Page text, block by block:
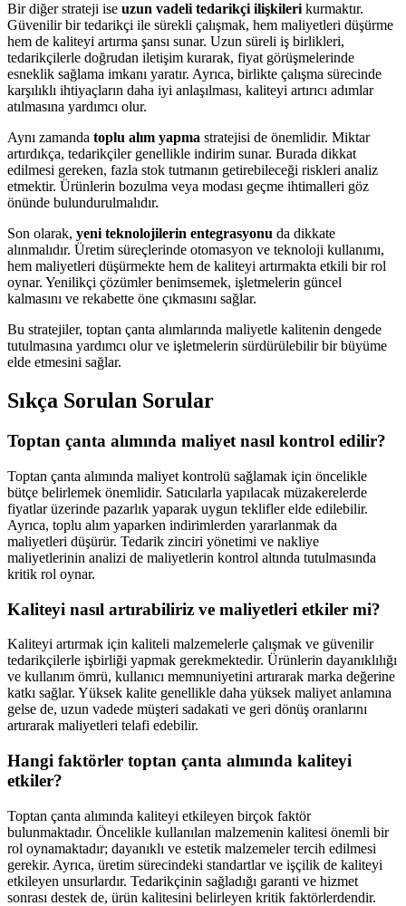
Bir diğer strateji ise uzun vadeli tedarikçi ilişkilerikurmaktır.
Güvenilir bir tedarikçi ile sürekli çalışmak, hem maliyetleri düşürme
hem de kaliteyi artırma şansı sunar. Uzun süreli iş birlikleri,
tedarikçilerle doğrudan iletişim kurarak, fiyat görüşmelerinde
esneklik sağlama imkanı yaratır. Ayrıca, birlikte çalışma sürecinde
karşılıklı ihtiyaçların daha iyi anlaşılması, kaliteyi artırıcı adımlar
atılmasına yardımcı olur.
Aynı zamanda toplu alım yapma stratejisi de önemlidir. Miktar
artırdıkça, tedarikçiler genellikle indirim sunar. Burada dikkat
edilmesi gereken, fazla stok tutmanın getirebileceği riskleri analiz
etmektir. Ürünlerin bozulma veya modası geçme ihtimalleri göz
önünde bulundurulmalıdır.
Son olarak, yeni teknolojilerin entegrasyonu da dikkate
alınmalıdır. Üretim süreçlerinde otomasyon ve teknoloji kullanımı,
hem maliyetleri düşürmekte hem de kaliteyi artırmakta etkili bir rol
oynar. Yenilikçi çözümler benimsemek, işletmelerin güncel
kalmasını ve rekabette öne çıkmasını sağlar.
Bu stratejiler, toptan çanta alımlarında maliyetle kalitenin dengede
tutulmasına yardımcı olur ve işletmelerin sürdürülebilir bir büyüme
elde etmesini sağlar.
Sıkça Sorulan Sorular
Toptan çanta alımında maliyet nasıl kontrol edilir?
Toptan çanta alımında maliyet kontrolü sağlamak için öncelikle
bütçe belirlemek önemlidir. Satıcılarla yapılacak müzakerelerde
fiyatlar üzerinde pazarlık yaparak uygun teklifler elde edilebilir.
Ayrıca, toplu alım yaparken indirimlerden yararlanmak da
maliyetleri düşürür. Tedarik zinciri yönetimi ve nakliye
maliyetlerinin analizi de maliyetlerin kontrol altında tutulmasında
kritik rol oynar.
Kaliteyi nasıl artırabiliriz ve maliyetleri etkiler mi?
Kaliteyi artırmak için kaliteli malzemelerle çalışmak ve güvenilir
tedarikçilerle işbirliği yapmak gerekmektedir. Ürünlerin dayanıklılığı
ve kullanım ömrü, kullanıcı memnuniyetini artırarak marka değerine
katkı sağlar. Yüksek kalite genellikle daha yüksek maliyet anlamına
gelse de, uzun vadede müşteri sadakati ve geri dönüş oranlarını
artırarak maliyetleri telafi edebilir.
Hangi faktörler toptan çanta alımında kaliteyi
etkiler?
Toptan çanta alımında kaliteyi etkileyen birçok faktör
bulunmaktadır. Öncelikle kullanılan malzemenin kalitesi önemli bir
rol oynamaktadır; dayanıklı ve estetik malzemeler tercih edilmesi
gerekir. Ayrıca, üretim sürecindeki standartlar ve işçilik de kaliteyi
etkileyen unsurlardır. Tedarikçinin sağladığı garanti ve hizmet
sonrası destek de, ürün kalitesini belirleyen kritik faktörlerdendir.